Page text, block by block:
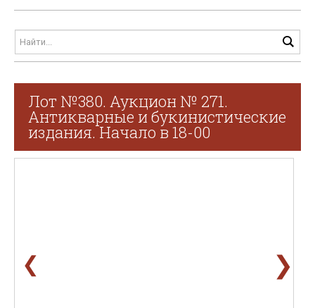
Лот №380. Аукцион № 271.
Антикварные и букинистические
издания. Начало в 18-00
❮ ❯